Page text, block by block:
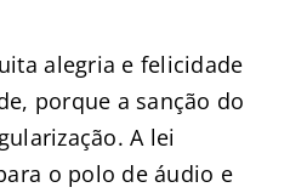
alegria e felicidade
porque a sanção do
A lei
o polo de áudio e